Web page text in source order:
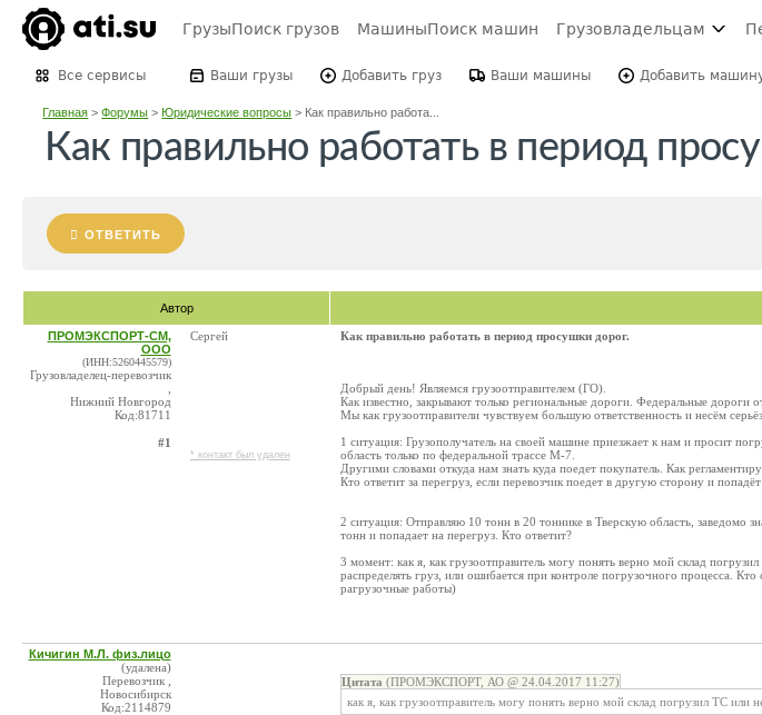
ГрузыПоиск грузов МашиныПоиск машин Грузовладельцам
Все сервисы Ваши грузы Добавить груз Ваши машины Добавить
Главная >Форумы >Юридические вопросы > Как правильно работа...
Как правильно работать в период
ОТВЕТИТЬ
Автор
ПРОМЭКСПОРТ-СМ,
ООО
(ИНН:5260445579)
Грузовладелец-перевозчик
Нижний Новгород
Код:81711
#1
Сергей
* контакт был удален
Как правильно работать в период просушки дорог.
Добрый день! Являемся грузоотправителем (ГО).
Как известно, закрывают только региональные дороги. Федеральные дороги
Мы как грузоотправители чувствуем большую ответственность и несём
1 ситуация: Грузополучатель на своей машине приезжает к нам и просит
область только по федеральной трассе М-7.
Другими словами откуда нам знать куда поедет покупатель. Как
Кто ответит за перегруз, если перевозчик поедет в другую сторону и попадёт
2 ситуация: Отправляю 10 тонн в 20 тоннике в Тверскую область, заведомо
тонн и попадает на перегруз. Кто ответит?
3 момент: как я, как грузоотправитель могу понять верно мой склад
распределять груз, или ошибается при контроле погрузочного процесса.
рагрузочные работы)
Кичигин М.Л. физ.лицо
(удалена)
Перевозчик ,
Новосибирск
Код:2114879
Цитата (ПРОМЭКСПОРТ, АО @ 24.04.2017 11:27)
как я, как грузоотправитель могу понять верно мой склад погрузил ТС или